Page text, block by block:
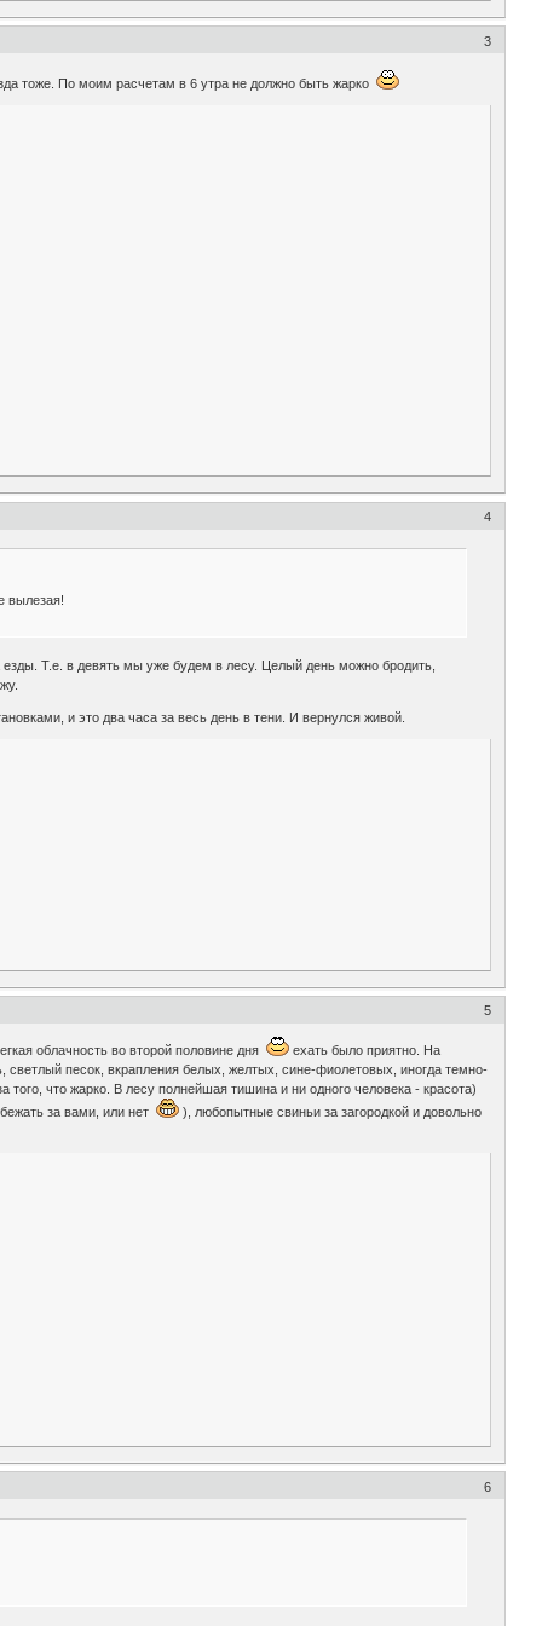
3
тоже. По моим расчетам в 6 утра не должно быть жарко
4
вылезая!
Т.е. в девять мы уже будем в лесу. Целый день можно бродить,
и это два часа за весь день в тени. И вернулся живой.
5
облачность во второй половине дня
ехать было приятно. На
песок, вкрапления белых, желтых, сине-фиолетовых, иногда темно-
что жарко. В лесу полнейшая тишина и ни одного человека - красота)
за вами, или нет
), любопытные свиньи за загородкой и довольно
6